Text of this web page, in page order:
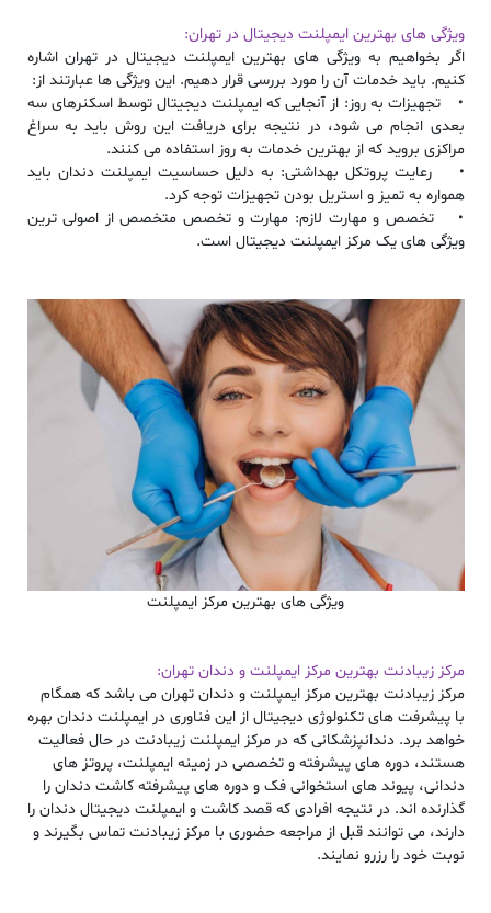
ویژگی های بهترین ایمپلنت دیجیتال در تهران:
اگر بخواهیم به ویژگی های بهترین ایمپلنت دیجیتال در تهراناشاره
کنیم. باید خدمات آن را مورد بررسی قرار دهیم. این ویژگی ها عبارتند از:
• تجهیزات به روز: از آنجایی که ایمپلنت دیجیتال توسط اسکنرهای سه
بعدی انجام می شود، در نتیجه برای دریافت این روش باید به سراغ
مراکزی بروید که از بهترین خدمات به روز استفاده می کنند.
• رعایت پروتکل بهداشتی: به دلیل حساسیتایمپلنت دندان باید
همواره به تمیز و استریل بودن تجهیزات توجه کرد.
• تخصص و مهارت لازم: مهارت و تخصص متخصص از اصولی ترین
ویژگی های یکمرکز ایمپلنت دیجیتال است.
ویژگی های بهترین مرکز ایمپلنت
مرکز زیبادنت بهترین مرکز ایمپلنت و دندان تهران:
مرکز زیبادنت بهترین مرکز ایمپلنت و دندان تهران می باشد که همگام
با پیشرفت های تکنولوژی دیجیتال از این فناوری درایمپلنت دندان بهره
خواهد برد. دندانپزشکانی که در مرکزایمپلنت زیبادنت در حال فعالیت
هستند، دوره های پیشرفته و تخصصی در زمینهایمپلنت، پروتز های
دندانی، پیوند های استخوانی فک و دوره های پیشرفته کاشت دندان را
گذارنده اند. در نتیجه افرادی که قصد کاشت وایمپلنت دیجیتال دندان را
دارند، می توانند قبل از مراجعه حضوری با مرکززیبادنت تماس بگیرند و
نوبت خود را رزرو نمایند.